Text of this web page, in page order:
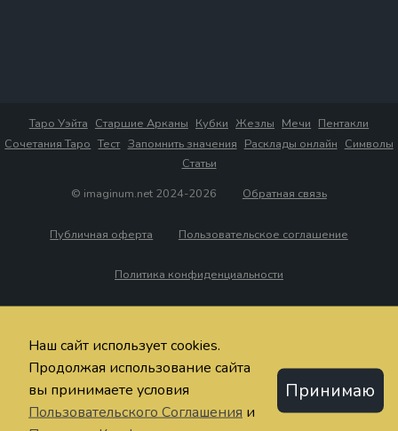
Таро Уэйта Старшие Арканы Кубки Жезлы Мечи Пентакли
Сочетания Таро Тест Запомнить значения Расклады онлайн Символы
Статьи
© imaginum.net 2024-2026
Обратная связь
Публичная оферта Пользовательское соглашение
Политика конфиденциальности
Наш сайт использует cookies.
Продолжая использование сайта
вы принимаете условия
Пользовательского Соглашения и
Принимаю